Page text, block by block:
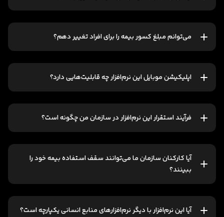
می‌توانم مبلغ کسور بیمه را برای افراد تغییر دهم؟
اپلیکیشن موبایل این نرم‌افزار چه قابلیت‌هایی دارد؟
فرآیند استقرار این نرم‌افزار در سازمان من چگونه است؟
آیا کارکنان سازمان ما می‌توانند سقف استفاده بیمه خود را
ببینند؟
آیا این نرم‌افزار با دیگر نرم‌افزارهای منابع انسانی یکپارچه است؟